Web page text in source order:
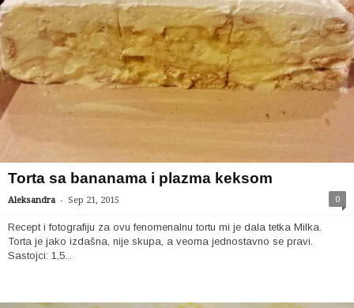
Torta sa bananama i plazma keksom
Aleksandra - Sep 21, 2015 0
Recept i fotografiju za ovu fenomenalnu tortu mi je dala tetka Milka.
Torta je jako izdašna, nije skupa, a veoma jednostavno se pravi.
Sastojci: 1,5...